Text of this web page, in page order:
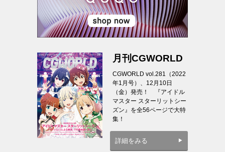
月刊CGWORLD
CGWORLD vol.281（2022
年1月号）、12月10日
（金）発売！ 『アイドル
マスター スターリットシー
ズン』を全56ページで大特
集！
詳細をみる